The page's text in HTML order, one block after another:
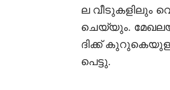
ല വീടുകളിലും
ചെയ്യും.
ദിക്ക്
പെട്ടു.